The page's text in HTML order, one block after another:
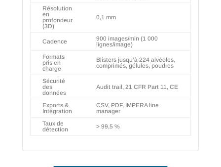
Résolution
en
profondeur
(3D)
0,1 mm
Cadence
900 images/min (1 000
lignes/image)
Formats
pris en
charge
Blisters jusqu’à 224 alvéoles,
comprimés, gélules, poudres
Sécurité
des
données
Audit trail, 21 CFR Part 11, CE
Exports &
Intégration
CSV, PDF, IMPERA line
manager
Taux de
détection
> 99,5 %